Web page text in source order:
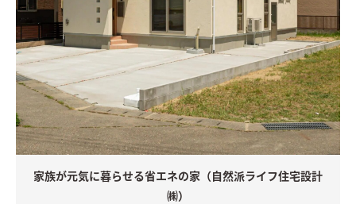
家族が元気に暮らせる省エネの家（自然派ライフ住宅設計
㈱）